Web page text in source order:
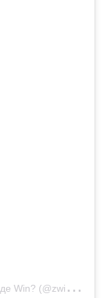
Д
опис, поширений Чуєш Zwin? Знаєш де Win? (@zwin.lviv)